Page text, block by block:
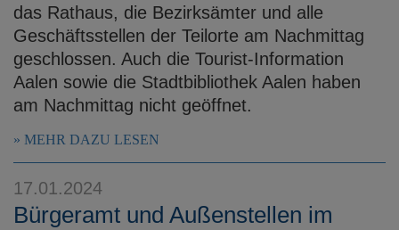
das Rathaus, die Bezirksämter und alle
Geschäftsstellen der Teilorte am Nachmittag
geschlossen. Auch die Tourist-Information
Aalen sowie die Stadtbibliothek Aalen haben
am Nachmittag nicht geöffnet.
MEHR DAZU LESEN
17.01.2024
Bürgeramt und Außenstellen im